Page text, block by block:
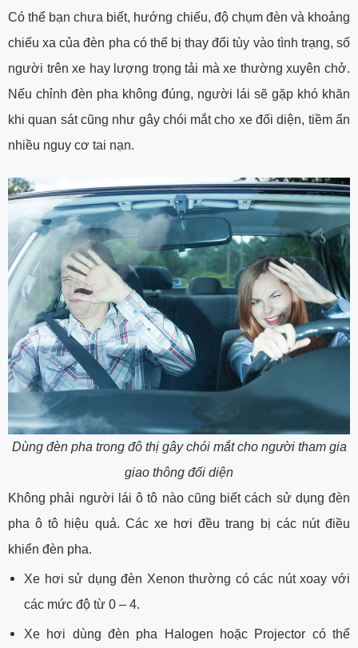
Có thể bạn chưa biết, hướng chiếu, độ chụm đèn và khoảng
chiếu xa của đèn pha có thể bị thay đổi tùy vào tình trạng, số
người trên xe hay lượng trọng tải mà xe thường xuyên chở.
Nếu chỉnh đèn pha không đúng, người lái sẽ gặp khó khăn
khi quan sát cũng như gây chói mắt cho xe đối diện, tiềm ẩn
nhiều nguy cơ tai nạn.
Dùng đèn pha trong đô thị gây chói mắt cho người tham gia
giao thông đối diện
Không phải người lái ô tô nào cũng biết cách sử dụng đèn
pha ô tô hiệu quả. Các xe hơi đều trang bị các nút điều
khiển đèn pha.
Xe hơi sử dụng đèn Xenon thường có các nút xoay với
các mức độ từ 0 – 4.
Xe hơi dùng đèn pha Halogen hoặc Projector có thể